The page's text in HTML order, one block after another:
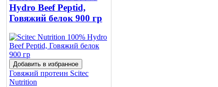
о наличии
Hydro Beef Peptid,
Говяжий белок 900 гр
Добавить в избранное
Говяжий протеин Scitec
Nutrition